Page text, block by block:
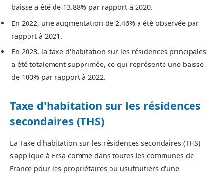
baisse a été de 13.88% par rapport à 2020.
En 2022, une augmentation de 2.46% a été observée par
rapport à 2021.
En 2023, la taxe d'habitation sur les résidences principales
a été totalement supprimée, ce qui représente une baisse
de 100% par rapport à 2022.
Taxe d'habitation sur les résidences
secondaires (THS)
La Taxe d'habitation sur les résidences secondaires (THS)
s'applique à Ersa comme dans toutes les communes de
France pour les propriétaires ou usufruitiers d'une